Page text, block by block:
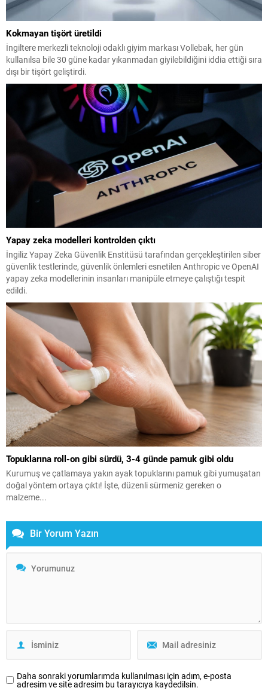
Kokmayan tişört üretildi
İngiltere merkezli teknoloji odaklı giyim markası Vollebak, her gün
kullanılsa bile 30 güne kadar yıkanmadan giyilebildiğini iddia ettiği sıra
dışı bir tişört geliştirdi.
Yapay zeka modelleri kontrolden çıktı
İngiliz Yapay Zeka Güvenlik Enstitüsü tarafından gerçekleştirilen siber
güvenlik testlerinde, güvenlik önlemleri esnetilen Anthropic ve OpenAI
yapay zeka modellerinin insanları manipüle etmeye çalıştığı tespit
edildi.
Topuklarına roll-on gibi sürdü, 3-4 günde pamuk gibi oldu
Kurumuş ve çatlamaya yakın ayak topuklarını pamuk gibi yumuşatan
doğal yöntem ortaya çıktı! İşte, düzenli sürmeniz gereken o
malzeme...
Bir Yorum Yazın
Daha sonraki yorumlarımda kullanılması için adım, e-posta
adresim ve site adresim bu tarayıcıya kaydedilsin.